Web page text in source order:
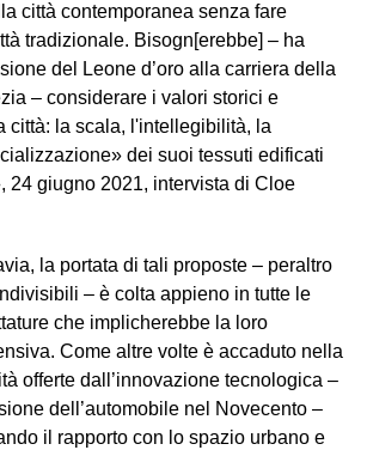
città contemporanea senza fare
tradizionale. Bisogn[erebbe] – ha
del Leone d’oro alla carriera della
– considerare i valori storici e
città: la scala, l'intellegibilità, la
dei suoi tessuti edificati
24 giugno 2021, intervista di Cloe
la portata di tali proposte – peraltro
– è colta appieno in tutte le
che implicherebbe la loro
Come altre volte è accaduto nella
offerte dall’innovazione tecnologica –
dell’automobile nel Novecento –
il rapporto con lo spazio urbano e